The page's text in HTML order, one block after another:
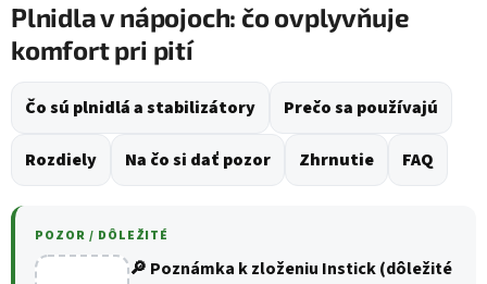
Plnidla v nápojoch: čo ovplyvňuje
komfort pri pití
Čo sú plnidlá a stabilizátory Prečo sa používajú
Rozdiely Na čo si dať pozor Zhrnutie FAQ
POZOR / DÔLEŽITÉ
🔎 Poznámka k zloženiu Instick (dôležité